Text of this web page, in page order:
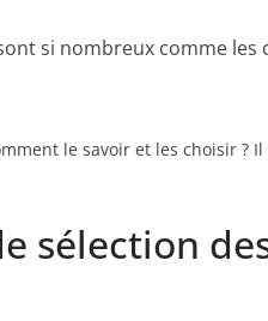
si nombreux comme les
le savoir et les choisir ?
sélection